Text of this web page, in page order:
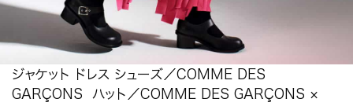
ジャケット ドレス シューズ／COMME DES
GARÇONS ハット／COMME DES GARÇONS ×